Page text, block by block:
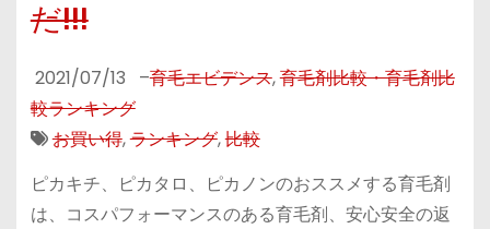
だ!!!
2021/07/13 –育毛エビデンス,育毛剤比較・育毛剤比
較ランキング
お買い得,ランキング,比較
ピカキチ、ピカタロ、ピカノンのおススメする育毛剤
は、コスパフォーマンスのある育毛剤、安心安全の返